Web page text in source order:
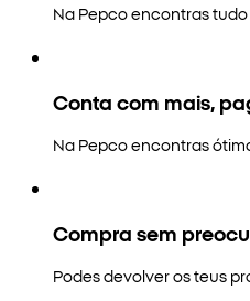
Na Pepco encontras
Conta com mais,
Na Pepco encontras
Compra sem
Podes devolver os teus